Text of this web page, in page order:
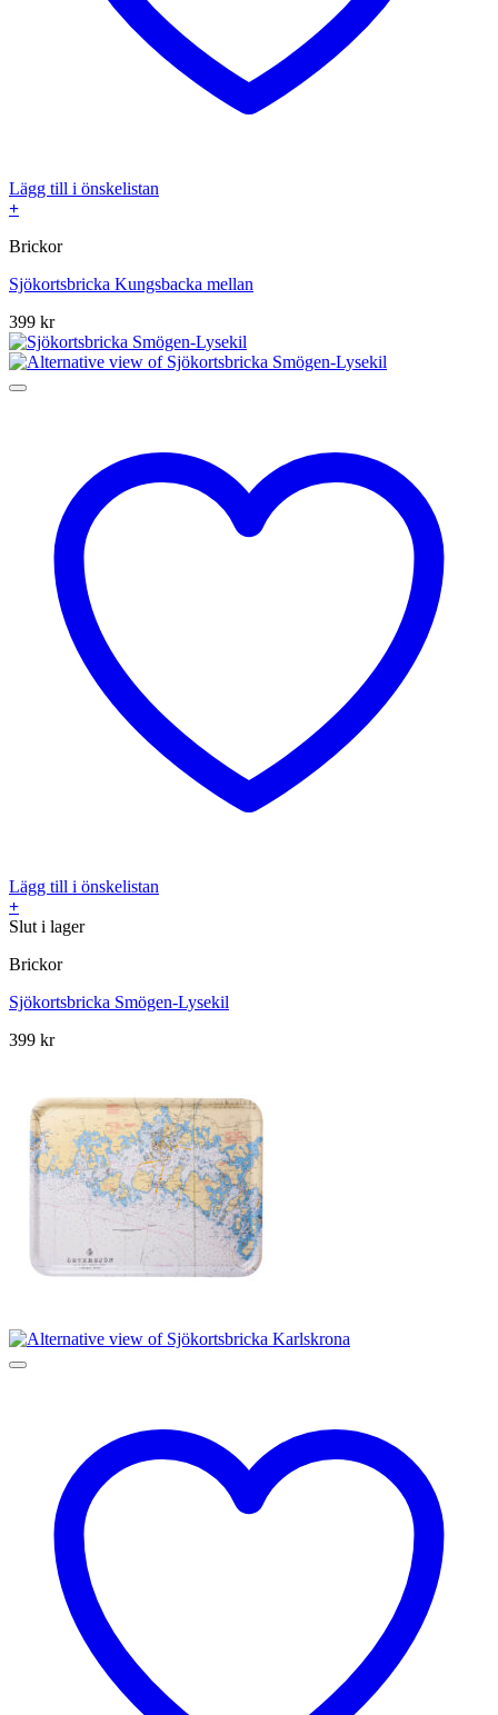
Lägg till i önskelistan
+
Brickor
Sjökortsbricka Kungsbacka mellan
399 kr
Lägg till i önskelistan
+
Slut i lager
Brickor
Sjökortsbricka Smögen-Lysekil
399 kr